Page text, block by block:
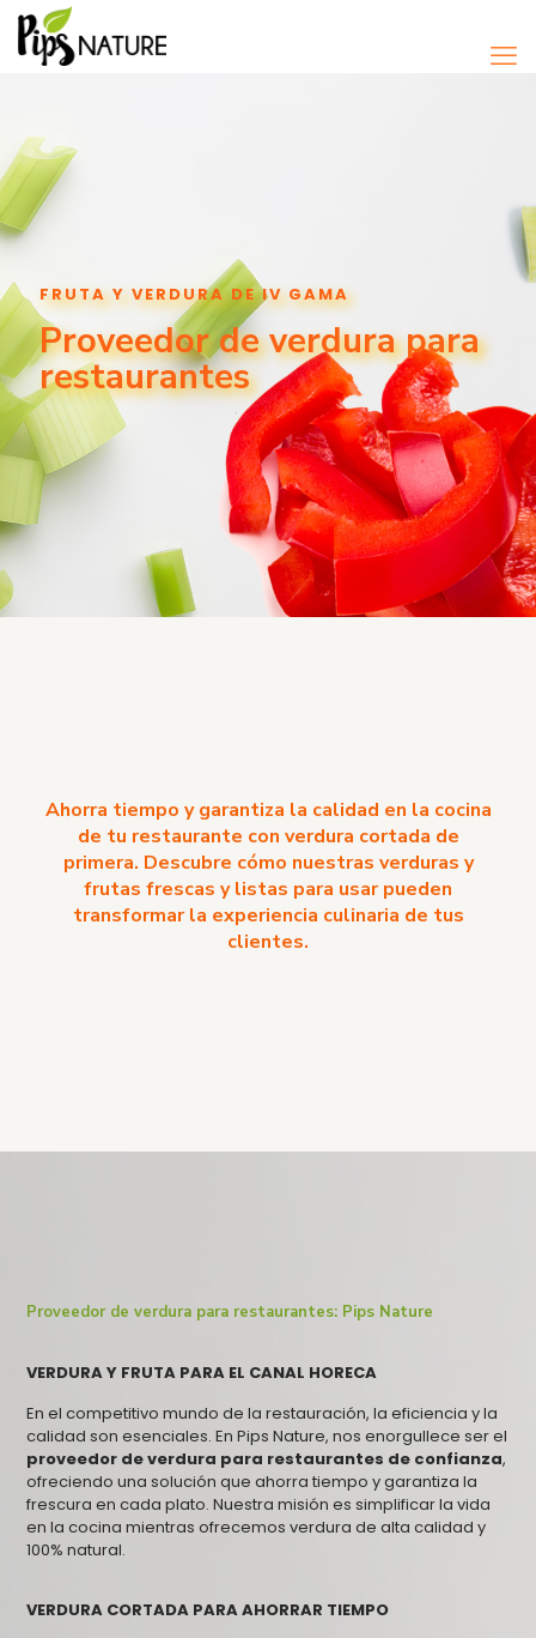
FRUTA Y VERDURA DE IV GAMA
Proveedor de verdura para
restaurantes
Ahorra tiempo y garantiza la calidad en la cocina
de tu restaurante con verdura cortada de
primera. Descubre cómo nuestras verduras y
frutas frescas y listas para usar pueden
transformar la experiencia culinaria de tus
clientes.
Proveedor de verdura para restaurantes: Pips Nature
VERDURA Y FRUTA PARA EL CANAL HORECA
En el competitivo mundo de la restauración, la eficiencia y la
calidad son esenciales. En Pips Nature, nos enorgullece ser el
proveedor de verdura para restaurantes de confianza,
ofreciendo una solución que ahorra tiempo y garantiza la
frescura en cada plato. Nuestra misión es simplificar la vida
en la cocina mientras ofrecemos verdura de alta calidad y
100% natural.
VERDURA CORTADA PARA AHORRAR TIEMPO